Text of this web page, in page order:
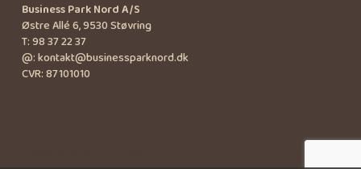
Business Park Nord A/S
Østre Allé 6, 9530 Støvring
T:98 37 22 37
@:kontakt@businessparknord.dk
CVR: 87101010